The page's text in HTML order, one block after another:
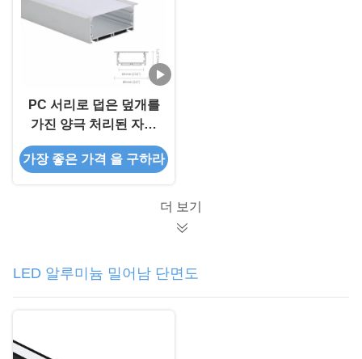
PC 서리로 덥은 덮개를
가진 양극 처리된 자석
알루미늄에 의하여 지도
되는 단면도 IP45
가장 좋은 가격 을 구하라
더 보기
LED 알루미늄 밀어남 단면도